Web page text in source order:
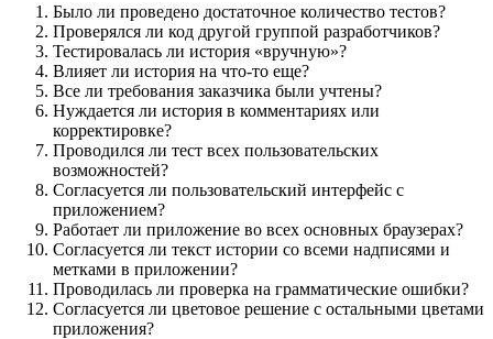
Было ли проведено достаточное количество тестов?
Проверялся ли код другой группой разработчиков?
Тестировалась ли история «вручную»?
Влияет ли история на что-то еще?
Все ли требования заказчика были учтены?
Нуждается ли история в комментариях или
корректировке?
Проводился ли тест всех пользовательских
возможностей?
Согласуется ли пользовательский интерфейс с
приложением?
Работает ли приложение во всех основных браузерах?
Согласуется ли текст истории со всеми надписями и
метками в приложении?
Проводилась ли проверка на грамматические ошибки?
Согласуется ли цветовое решение с остальными цветами
приложения?